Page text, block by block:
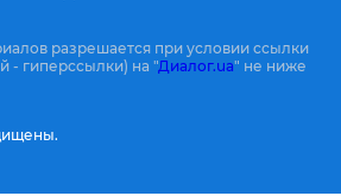
разрешается при условии ссылки
- гиперссылки) на "Диалог.ua" не ниже